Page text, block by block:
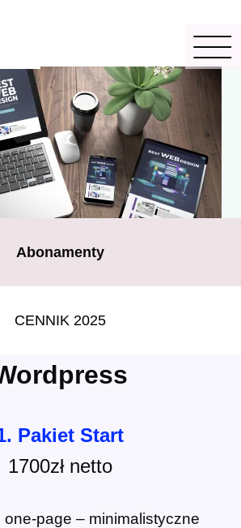
Abonamenty
CENNIK 2025
Pakiet Start
1700zł netto
one-page – minimalistyczne